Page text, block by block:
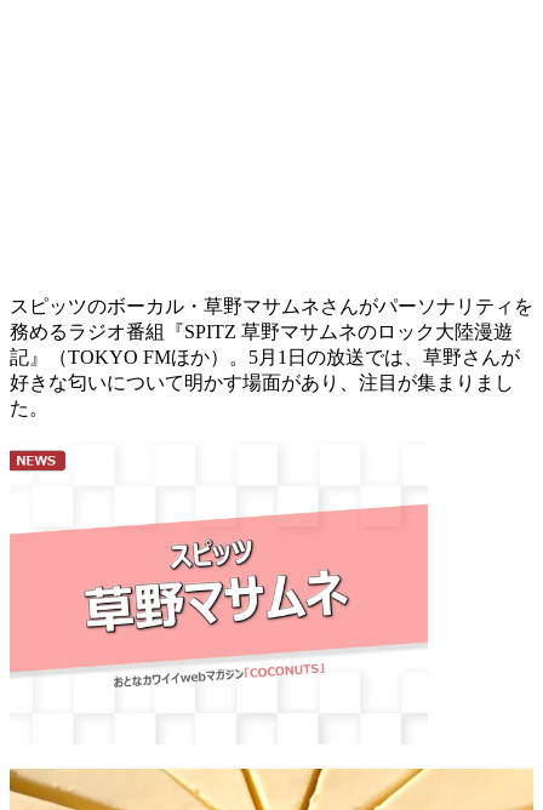
スピッツのボーカル・草野マサムネさんがパーソナリティを
務めるラジオ番組『SPITZ 草野マサムネのロック大陸漫遊
記』（TOKYO FMほか）。5月1日の放送では、草野さんが
好きな匂いについて明かす場面があり、注目が集まりまし
た。